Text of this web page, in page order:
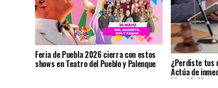
Feria de Puebla 2026 cierra con estos
shows en Teatro del Pueblo y Palenque ¿Perdiste tus
Actúa de
identidad?